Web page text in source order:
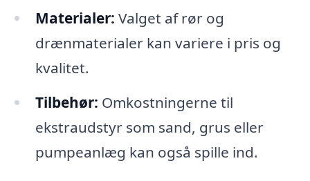
Materialer: Valget af rør og
drænmaterialer kan variere i pris og
kvalitet.
Tilbehør: Omkostningerne til
ekstraudstyr som sand, grus eller
pumpeanlæg kan også spille ind.